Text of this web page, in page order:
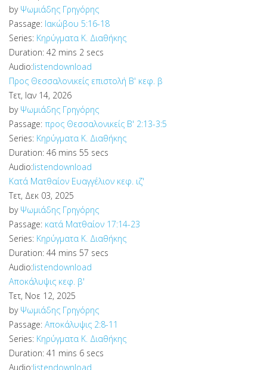
by Ψωμιάδης Γρηγόρης
Passage: Ιακώβου 5:16-18
Series: Κηρύγματα Κ. Διαθήκης
Duration: 42 mins 2 secs
Audio:listendownload
Προς Θεσσαλονικείς επιστολή Β' κεφ. β
Τετ, Ιαν 14, 2026
by Ψωμιάδης Γρηγόρης
Passage: προς Θεσσαλονικείς Β' 2:13-3:5
Series: Κηρύγματα Κ. Διαθήκης
Duration: 46 mins 55 secs
Audio:listendownload
Κατά Ματθαίον Ευαγγέλιον κεφ. ιζ'
Τετ, Δεκ 03, 2025
by Ψωμιάδης Γρηγόρης
Passage: κατά Ματθαίον 17:14-23
Series: Κηρύγματα Κ. Διαθήκης
Duration: 44 mins 57 secs
Audio:listendownload
Αποκάλυψις κεφ. β'
Τετ, Νοε 12, 2025
by Ψωμιάδης Γρηγόρης
Passage: Αποκάλυψις 2:8-11
Series: Κηρύγματα Κ. Διαθήκης
Duration: 41 mins 6 secs
Audio:listendownload